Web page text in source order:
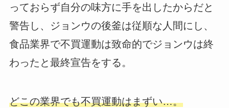
っておらず自分の味方に手を出したからだと
警告し、ジョンウの後釜は従順な人間にし、
食品業界で不買運動は致命的でジョンウは終
わったと最終宣告をする。
どこの業界でも不買運動はまずい…。